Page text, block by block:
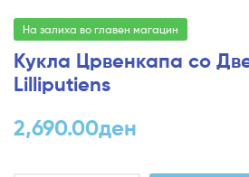
На залиха во главен магацин
Кукла Црвенкапа со
Lilliputiens
2,690.00ден